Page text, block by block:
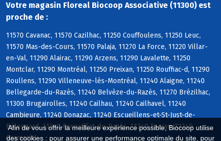
Afin de vous offrir la meilleure expérience possible, Biocoop utilise
des cookies : pour assurer une performance optimale du site, pour
Votre magasin Floreal Biocoop Associative (11300) est
proche de :
11570 Cavanac, 11570 Cazilhac, 11250 Couffoulens, 11250 Leuc,
11570 Mas-des-Cours, 11570 Palaja, 11270 La Force, 11220 Villar-
en-Val, 11290 Alairac, 11290 Arzens, 11290 Lavalette, 11250
Montclar, 11290 Montréal, 11250 Preixan, 11250 Rouffiac-d, 11290
Roullens, 11290 Villeneuve-lès-Montréal, 11240 Alaigne, 11240
Bellegarde-du-Razès, 11240 Belvèze-du-Razès, 11270 Brézilhac,
11300 Brugairolles, 11240 Cailhau, 11240 Cailhavel, 11240
Cambieure, 11240 Donazac, 11240 Escueillens-et-St-Just-de-
Bélengard, 11240 Fenouillet-du-Razès, 11240 Ferran, 11240
Gramazie